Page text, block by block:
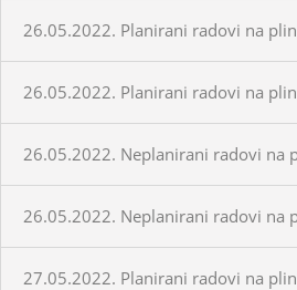
26.05.2022. Planirani radovi na
26.05.2022. Planirani radovi na
26.05.2022. Neplanirani radovi na
26.05.2022. Neplanirani radovi na
27.05.2022. Planirani radovi na